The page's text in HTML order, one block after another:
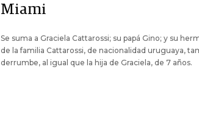
Miami
Se suma a Graciela Cattarossi; su papá Gino; y su
de la familia Cattarossi, de nacionalidad uruguaya,
derrumbe, al igual que la hija de Graciela, de 7 años.